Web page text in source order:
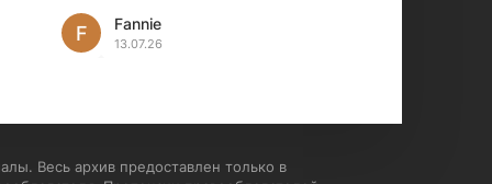
установлением Эмулятора сука
калеки на мозг блять последней
стадии
Fannie
13.07.26
F
— быстро, горячо и честно —
Весь архив предоставлен только в